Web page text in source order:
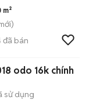
m²
đã bán
odo 16k chính
sử dụng